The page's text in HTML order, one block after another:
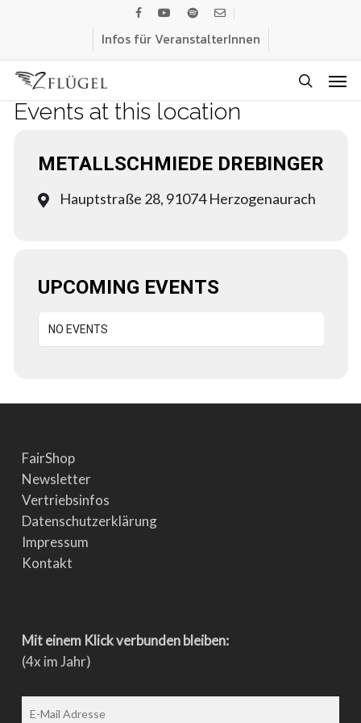
content
facebook
youtubespotifyemail
Infos für VeranstalterInnen
Events at this location
METALLSCHMIEDE DREBINGER
Hauptstraße 28, 91074 Herzogenaurach
UPCOMING EVENTS
NO EVENTS
FairShop
Newsletter
Vertriebsinfos
Datenschutzerklärung
Impressum
Kontakt
Mit einem Klick verbunden bleiben:
(4x im Jahr)